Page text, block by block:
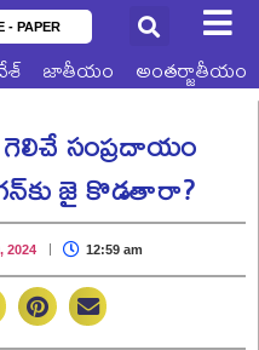
- PAPER
జాతీయం అంతర్జాతీయం
గెలిచే సంప్రదాయం
జై కొడతారా?
2024 12:59 am